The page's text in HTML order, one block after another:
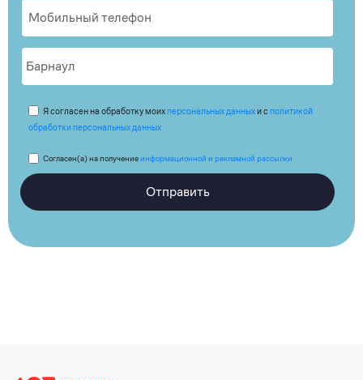
Я согласен на обработку моих персональных данныхи с политикой
обработки персональных данных
Согласен(а) на получениеинформационной и рекламной рассылки
Отправить